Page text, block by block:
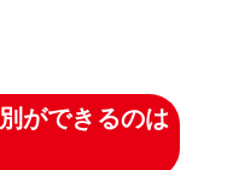
ができるのは